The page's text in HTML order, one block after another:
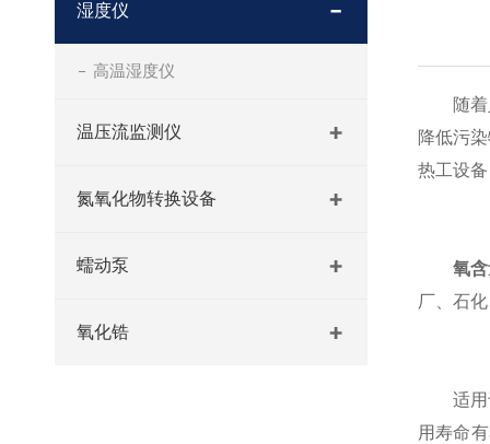
湿度仪
高温湿度仪
温压流监测仪
氮氧化物转换设备
蠕动泵
氧化锆
随着人
降低污
热工设
氧
厂、石
适用于
用寿命